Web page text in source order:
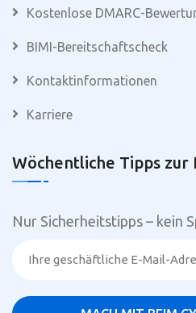
Kostenlose DMARC-
BIMI-Bereitschaftscheck
Kontaktinformationen
Karriere
Wöchentliche Tipps zur
Nur Sicherheitstipps – kein